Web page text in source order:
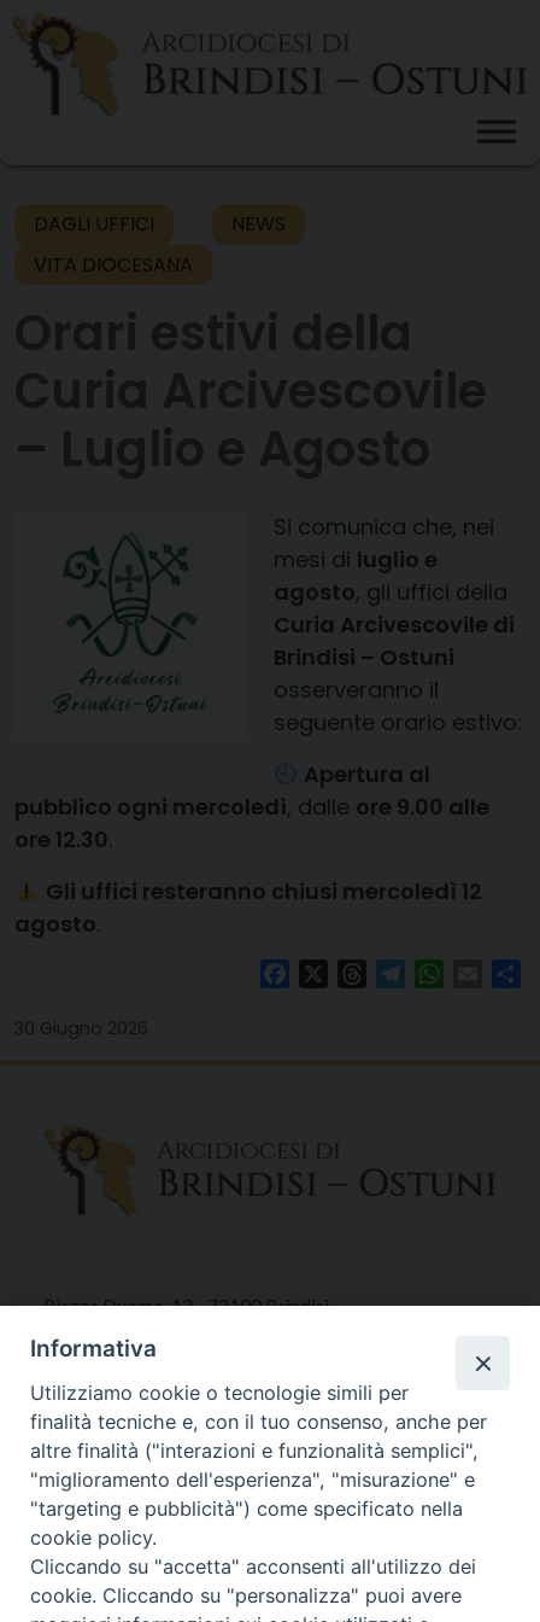
Skip
content
DAGLI UFFICI
NEWS
VITA DIOCESANA
Si comunica che, nei
mesi di luglio e
agosto, gli uffici della
Curia Arcivescovile di
Brindisi – Ostuni
osserveranno il
seguente orario estivo:
Apertura al
pubblico ogni mercoledì, dalle ore 9.00 alle
ore 12.30.
Gli uffici resteranno chiusi mercoledì 12
agosto.
FacebookThreadsTelegram Email
30 Giugno 2026
Piazza Duomo, 12 - 72100 Brindisi
Tel 0831.521958
Fax 0831.528315
Orari Curia
Mar. / Mer. / Giov. ore 9 - 13
nei mesi estivi solo Martedì ore 9 - 13
Informativa
Utilizziamo cookie o tecnologie simili per
finalità tecniche e, con il tuo consenso, anche per
altre finalità ("interazioni e funzionalità semplici",
"miglioramento dell'esperienza", "misurazione" e
"targeting e pubblicità") come specificato nella
cookie policy.
Cliccando su "accetta" acconsenti all'utilizzo dei
cookie. Cliccando su "personalizza" puoi avere